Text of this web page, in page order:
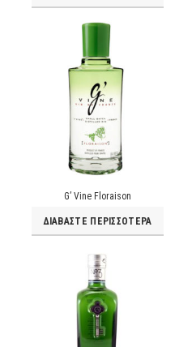
G’ Vine Floraison
ΔΙΑΒΆΣΤΕ ΠΕΡΙΣΣΌΤΕΡΑ